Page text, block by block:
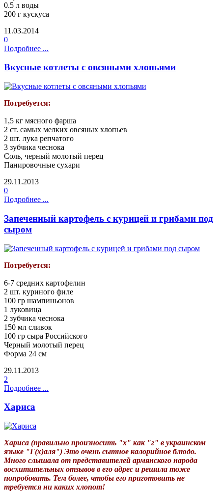
0.5 л воды
200 г кускуса
11.03.2014
0
Подробнее ...
Вкусные котлеты с овсяными хлопьями
Потребуется:
1,5 кг мясного фарша
2 ст. самых мелких овсяных хлопьев
2 шт. лука репчатого
3 зубчика чеснока
Соль, черный молотый перец
Панировочные сухари
29.11.2013
0
Подробнее ...
Запеченный картофель с курицей и грибами под
сыром
Потребуется:
6-7 средних картофелин
2 шт. куриного филе
100 гр шампиньонов
1 луковица
2 зубчика чеснока
150 мл сливок
100 гр сыра Российского
Черный молотый перец
Форма 24 см
29.11.2013
2
Подробнее ...
Хариса
Хариса (правильно произносить "х" как "г" в украинском
языке "Г(х)аля") Это очень сытное калорийное блюдо.
Много слышала от представителей армянского народа
восхитительных отзывов в его адрес и решила тоже
попробовать. Тем более, чтобы его приготовить не
требуется ни каких хлопот!